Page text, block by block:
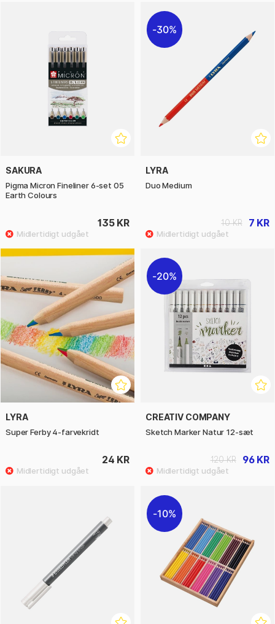
SAKURA
Pigma Micron Fineliner 6-set 05
Earth Colours
135 KR
30%
LYRA
Duo Medium
7 KR
10 KR
LYRA
Super Ferby 4-farvekridt
24 KR
20%
CREATIV COMPANY
Sketch Marker Natur 12-sæt
96 KR
120 KR
10%